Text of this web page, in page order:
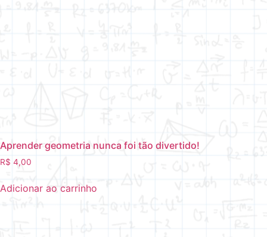
Aprender geometria nunca foi tão divertido!
R$ 4,00
Adicionar ao carrinho